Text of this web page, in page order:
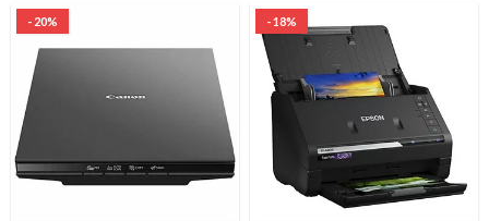
- 20% - 18%